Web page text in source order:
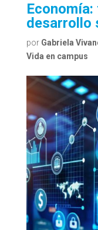
desarrollo
por Gabriela
Vida en campus